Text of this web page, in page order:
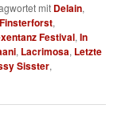
mit Delain,
Finsterforst,
Festival,In
, Lacrimosa, Letzte
Sisster,